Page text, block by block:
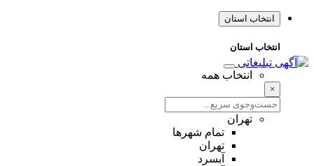
انتخاب استان
انتخاب استان
انتخاب همه
×
تهران
تمام شهر‌ها
تهران
آبسرد